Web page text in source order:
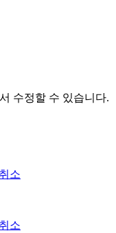
수정할 수 있습니다.
취소
취소